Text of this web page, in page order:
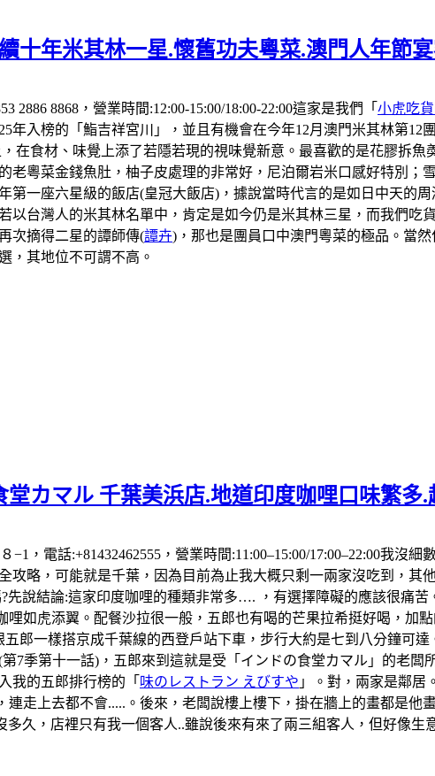
十年米其林一星.懷舊功夫粵菜.澳門人年節
8868，營業時間:12:00-15:00/18:00-22:00這家是我們「 小虎吃貨
年入榜的「鮨吉祥宮川」，並且有機會在今年12月澳門米其林第12
食材、味覺上添了若隱若現的視味覺新意。最喜歡的是花膠拆魚
粵菜金錢魚肚，柚子皮處理的非常好，尼泊爾岩米口感好特別；
一座六星級的飯店(皇冠大飯店)，據說當時代言的是如日中天的
台灣人的米其林名單中，肯定是如今仍是米其林三星，而我們吃
次摘得二星的譚師傳(譚卉)，那也是團員口中澳門粵菜的極品。當
，其地位不可謂不高。
堂カマル 千葉美浜店.地道印度咖哩口味繁多
，電話:+81432462555，營業時間:11:00–15:00/17:00–22:00我沒細
略，可能就是千葉，因為目前為止我大概只剩一兩家沒吃到，其
說結論:這家印度咖哩的種類非常多…. ，有選擇障礙的應該很痛
如虎添翼。配餐沙拉很一般，五郎也有喝的芒果拉希挺好喝，加
郎一樣搭京成千葉線的西登戶站下車，步行大約是七到八分鐘可
7季第十一話)，五郎來到這就是受「インドの食堂カマル」的老闆
我的五郎排行榜的「 味のレストラン えびすや 」。對，兩家是鄰居
走上去都不會.....。後來，老闆說樓上樓下，掛在牆上的畫都是他
久，店裡只有我一個客人..雖說後來有來了兩三組客人，但好像生